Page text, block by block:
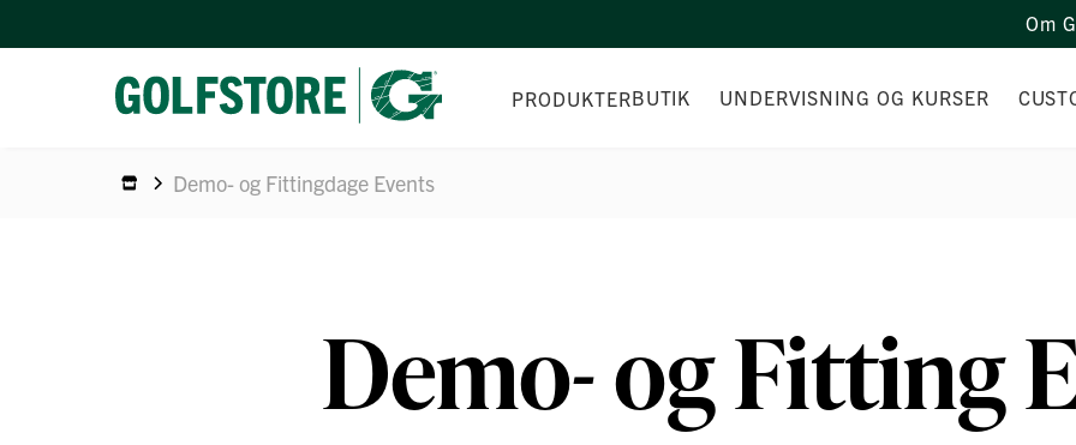
Om
PRODUKTERBUTIK
MAJOR WEEK! US OPEN TILBUD
PINK CUP-TILBUD
UNDERVISNING OG KURSER
KURSER
OPSTART PÅ GOLF
Demo- og Fittingdage Events
Demo- og Fitting